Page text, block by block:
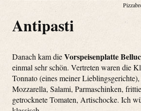
Antipasti
Danach kam dieVorspeisenplatte
einmal sehr schön. Vertreten waren die
Tonnato (eines meiner
Mozzarella, Salami, Parmaschinken,
getrocknete Tomaten, Artischocke. Ich